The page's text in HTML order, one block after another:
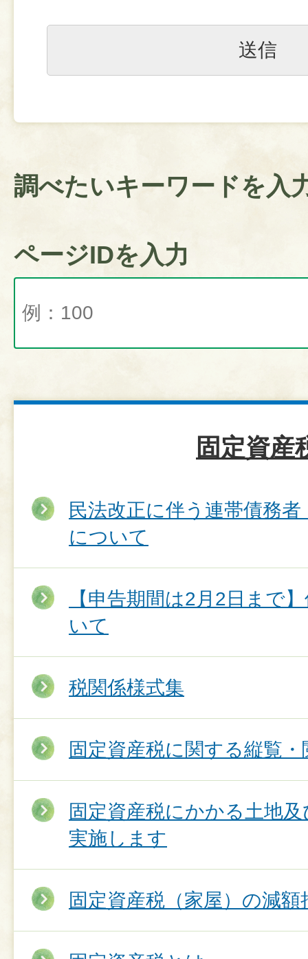
調べたいキーワードを入
ページIDを入力
固定資産
民法改正に伴う連帯債務
について
【申告期間は2月2日まで
いて
税関係様式集
固定資産税に関する縦覧・
固定資産税にかかる土地
実施します
固定資産税（家屋）の減